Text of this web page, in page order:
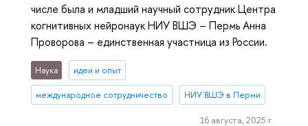
числе была и младший научный сотрудник Центра
когнитивных нейронаук НИУ ВШЭ – Пермь Анна
Проворова – единственная участница из России.
Наука идеи и опыт
международное сотрудничество НИУ ВШЭ в Перми
16 августа, 2025 г.